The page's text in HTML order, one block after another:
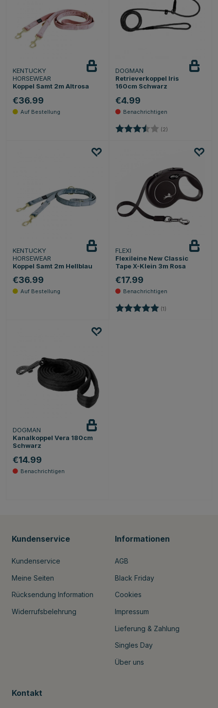
KENTUCKY
HORSEWEAR
Koppel Samt 2m Altrosa
€36.99
DOGMAN
Retrieverkoppel Iris
160cm Schwarz
€4.99
Bewertung: (2)
KENTUCKY
HORSEWEAR
Koppel Samt 2m Hellblau
€36.99
FLEXI
Flexileine New Classic
Tape X-Klein 3m Rosa
€17.99
Bewertung: (1)
DOGMAN
Kanalkoppel Vera 180cm
Schwarz
€14.99
Kundenservice
Kundenservice
Meine Seiten
Rücksendung Information
Widerrufsbelehrung
Informationen
AGB
Black Friday
Cookies
Impressum
Lieferung & Zahlung
Singles Day
Über uns
Kontakt